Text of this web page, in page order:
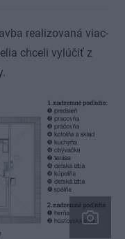
realizovaná viac-
chceli vylúčiť z